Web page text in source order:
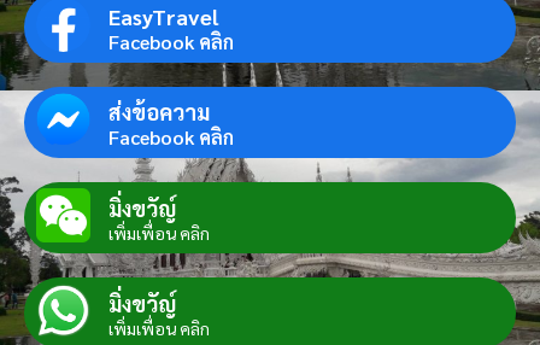
EasyTravel
Facebook คลิก
ส่งข้อความ
Facebook คลิก
มิ่งขวัญ์
เพิ่มเพื่อน คลิก
มิ่งขวัญ์
เพิ่มเพื่อน คลิก